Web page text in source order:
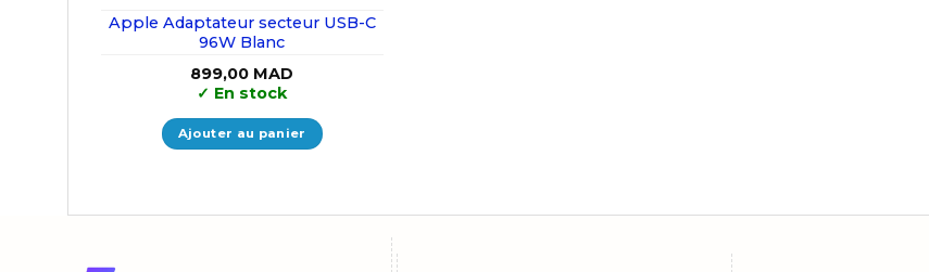
Apple Adaptateur secteur USB-C
96W Blanc
899,00 MAD
✓ En stock
Ajouter au panier